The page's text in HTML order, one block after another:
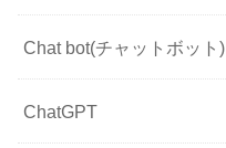
Chat bot(チャットボット)
ChatGPT